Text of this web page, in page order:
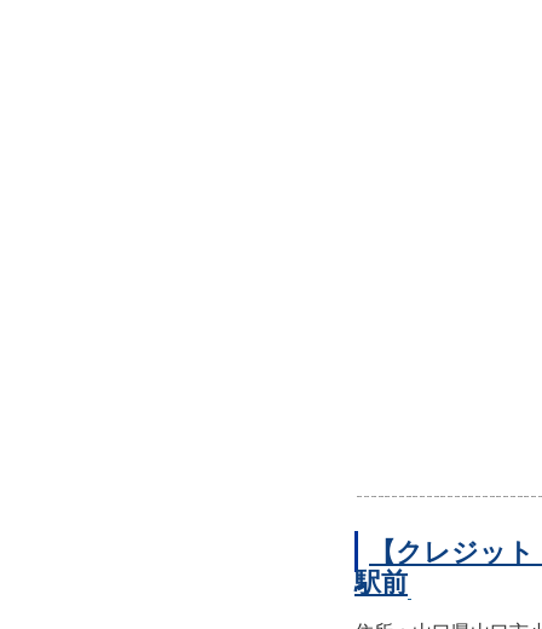
【クレジッ
駅前